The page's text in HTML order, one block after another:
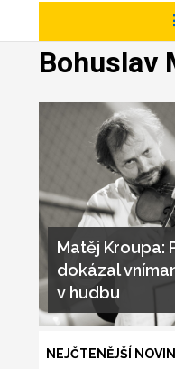
Bohuslav
Matěj Kroupa:
dokázal
v hudbu
NEJČTENĚJŠÍ